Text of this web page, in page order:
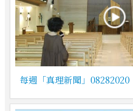
每週「真理新聞」08282020